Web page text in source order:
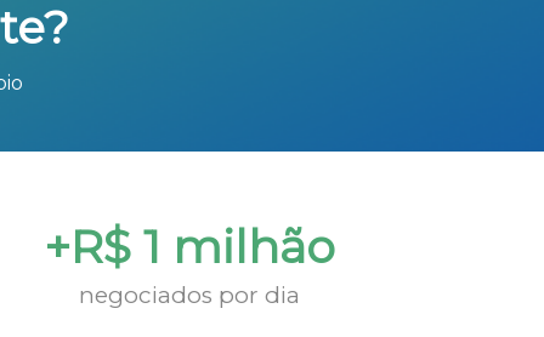
+R$ 1 milhão
negociados por dia